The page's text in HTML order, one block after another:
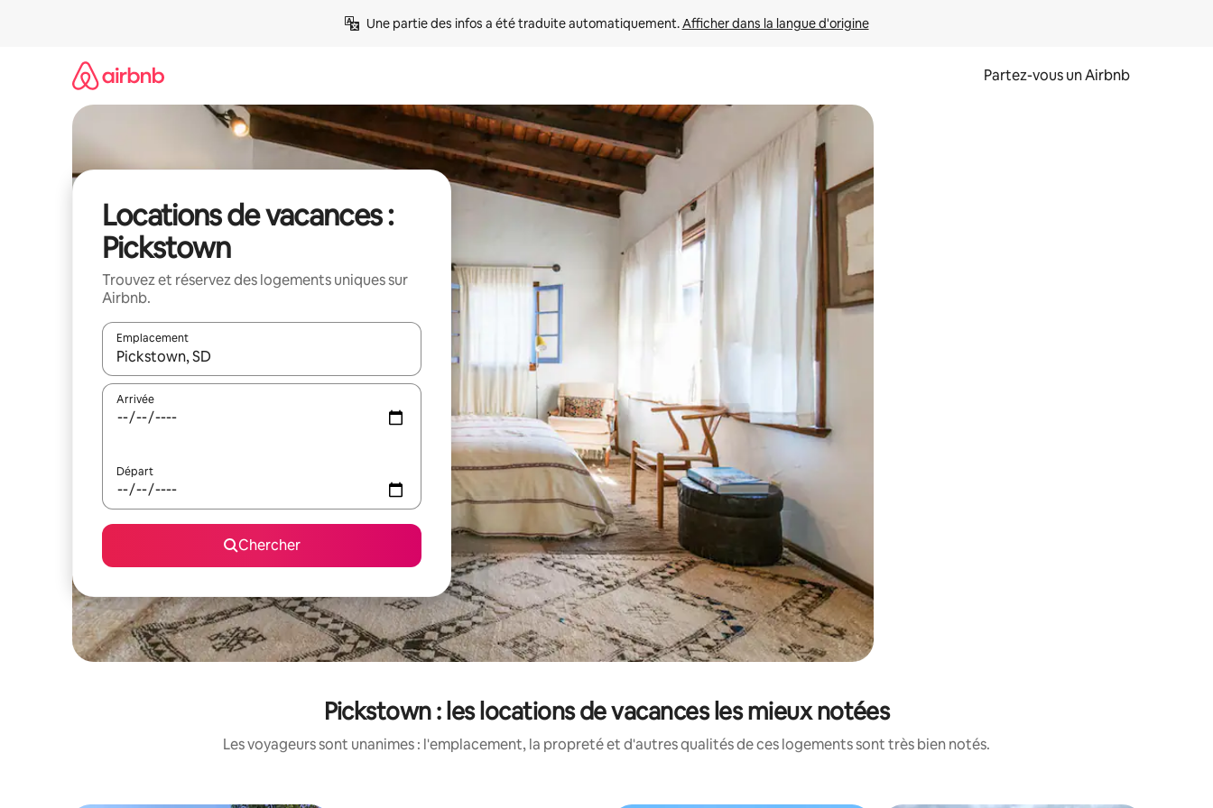
Une partie des infos a été traduite automatiquement. Afficher dans la langue d'origine
Partez-vous un Airbnb
Locations de vacances :
Pickstown
Trouvez et réservez des logements uniques sur
Airbnb.
Emplacement
Quand les résultats sont affichés, parcourez-les en utilisant les flèches vers le haut et vers le bas, ou en appuyant dessus et en les faisant glisser.
Arrivée
Départ
Chercher
Pickstown : les locations de vacances les mieux notées
Les voyageurs sont unanimes : l'emplacement, la propreté et d'autres qualités de ces logements sont très bien notés.